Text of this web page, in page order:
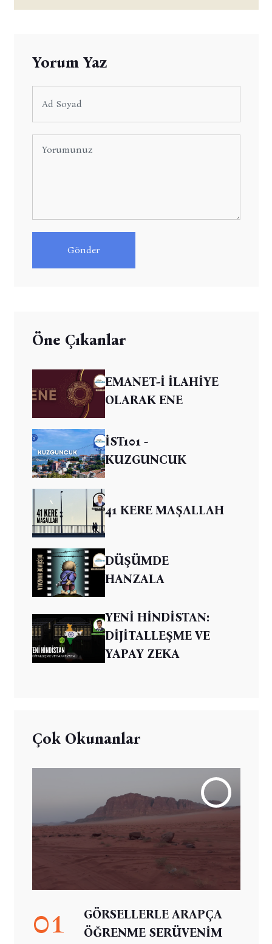
Yorum Yaz
Gönder
Öne Çıkanlar
EMANET-İ İLAHİYE
OLARAK ENE
İST101 -
KUZGUNCUK
41 KERE MAŞALLAH
DÜŞÜMDE
HANZALA
YENİ HİNDİSTAN:
DİJİTALLEŞME VE
YAPAY ZEKA
Çok Okunanlar
01
GÖRSELLERLE ARAPÇA
ÖĞRENME SERÜVENİM